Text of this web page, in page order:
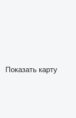
Показать карту